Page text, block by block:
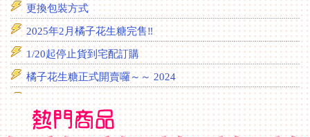
更換包裝方式
2025年2月橘子花生糖完售‼️
1/20起停止貨到宅配訂購
橘子花生糖正式開賣囉～～ 2024
3/16-3/22公休，3/23恢復營業
限量橘子花生糖開賣囉